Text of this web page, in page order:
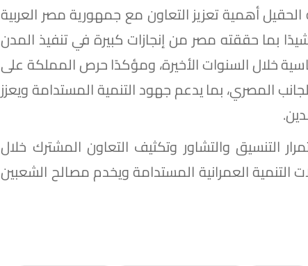
أهمية تعزيز التعاون مع جمهورية مصر العربية
بما حققته مصر من إنجازات كبيرة في تنفيذ المدن
خلال السنوات الأخيرة، ومؤكدًا حرص المملكة على
المصري، بما يدعم جهود التنمية المستدامة ويعزز
التنسيق والتشاور وتكثيف التعاون المشترك خلال
التنمية العمرانية المستدامة ويخدم مصالح الشعبين